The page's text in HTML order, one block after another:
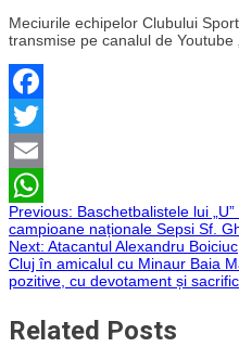
Meciurile echipelor Clubului
transmise pe canalul de Youtube „
Facebook
Twitter
Email
WhatsApp
Navigare
în
Previous: Baschetbalistele lui
campioane naționale Sepsi Sf.
Next: Atacantul Alexandru
Cluj în amicalul cu Minaur Baia
pozitive, cu devotament și
Related Posts